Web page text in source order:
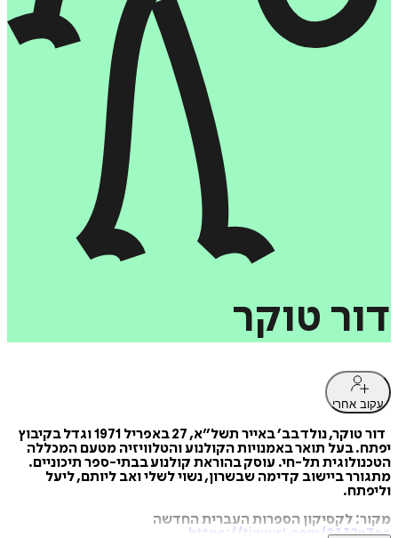
דור טוקר
עקוב אחרי
דור טוקר, נולד בב׳ באייר תשל״א, 27 באפריל 1971 וגדל בקיבוץ
יפתח. בעל תואר באמנויות הקולנוע והטלוויזיה מטעם המכללה
הטכנולוגית תל-חי. עוסק בהוראת קולנוע בבתי-ספר תיכוניים.
מתגורר ביישוב קדימה שבשרון, נשוי לשלי ואב ליותם, ליעל
וליפתח.
מקור: לקסיקון הספרות העברית החדשה
https://tinyurl.com/2332n7as